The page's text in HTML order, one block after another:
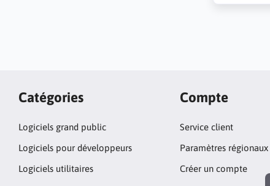
Catégories
Logiciels grand public
Logiciels pour développeurs
Logiciels utilitaires
Compte
Service client
Paramètres régionaux
Créer un compte